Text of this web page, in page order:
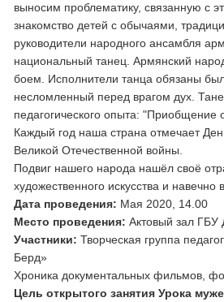
выносим проблематику, связанную с
знакомство детей с обычаями,
руководители народного ансамбля
национальный танец. Армянский
боем. Исполнители танца обязаны
несломленный перед врагом дух.
педагогического опыта: "Приобщение
Каждый год наша страна отмечает
Великой Отечественной войны.
Подвиг нашего народа нашёл своё
художественного искусства и
Дата проведения: Мая 2020, 14.00
Место проведения: Актовый зал
Участники: Творческая группа
Берд»
Хроника документальных фильмов,
Цель открытого занятия Урока